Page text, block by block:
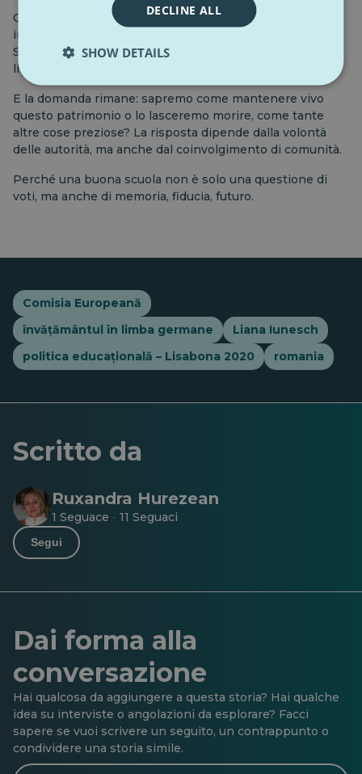
Questo è stato il messaggio trasmesso dall'esperto
invitato, che ha condotto diversi studi in questo campo.
Si tratta di un'educazione che unisce, non separa. Di un
linguaggio che costruisce ponti, non
E la domanda rimane: sapremo come mantenere vivo
questo patrimonio o lo lasceremo morire, come tante
altre cose preziose? La risposta dipende dalla volontà
delle autorità, ma anche dal coinvolgimento di comunità.
Perché una buona scuola non è solo una questione di
voti, ma anche di memoria, fiducia, futuro.
Comisia Europeană
învățământul în limba germane
Liana Iunesch
politica educațională – Lisabona 2020
romania
Scritto da
Ruxandra Hurezean
1 Seguace · 11 Seguaci
Segui
Dai forma alla
conversazione
Hai qualcosa da aggiungere a questa storia? Hai qualche
idea su interviste o angolazioni da esplorare? Facci
sapere se vuoi scrivere un seguito, un contrappunto o
condividere una storia simile.
DECLINE ALL
SHOW DETAILS